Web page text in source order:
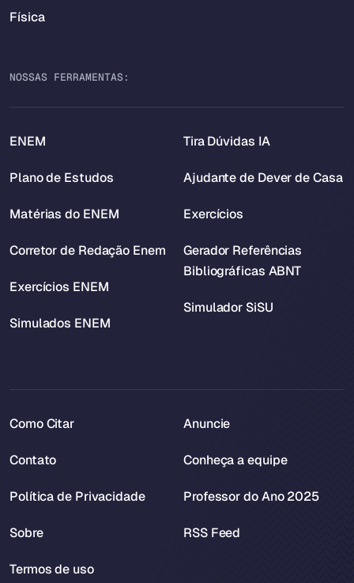
Física
NOSSAS FERRAMENTAS:
ENEM
Plano de Estudos
Matérias do ENEM
Corretor de Redação Enem
Exercícios ENEM
Simulados ENEM
Tira Dúvidas IA
Ajudante de Dever de Casa
Exercícios
Gerador Referências
Bibliográficas ABNT
Simulador SiSU
Como Citar
Contato
Política de Privacidade
Sobre
Termos de uso
Anuncie
Conheça a equipe
Professor do Ano 2025
RSS Feed